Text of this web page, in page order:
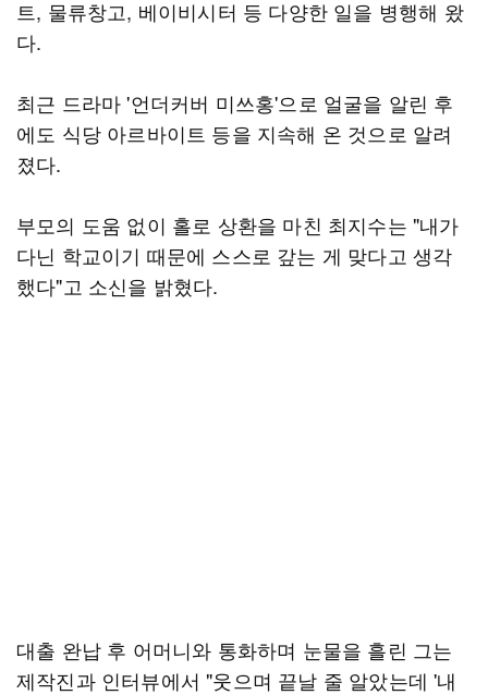
트, 물류창고, 베이비시터 등 다양한 일을 병행해 왔
다.
최근 드라마 '언더커버 미쓰홍'으로 얼굴을 알린 후
에도 식당 아르바이트 등을 지속해 온 것으로 알려
졌다.
부모의 도움 없이 홀로 상환을 마친 최지수는 "내가
다닌 학교이기 때문에 스스로 갚는 게 맞다고 생각
했다"고 소신을 밝혔다.
대출 완납 후 어머니와 통화하며 눈물을 흘린 그는
제작진과 인터뷰에서 "웃으며 끝날 줄 알았는데 '내